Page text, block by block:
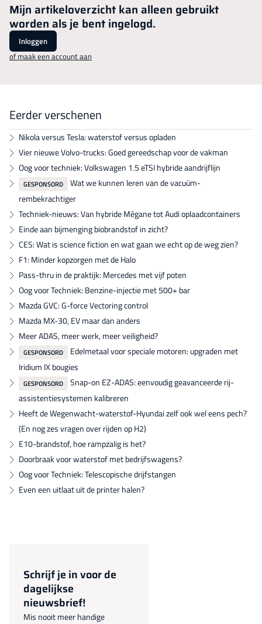
Mijn artikeloverzicht kan alleen gebruikt
worden als je bent ingelogd.
Inloggen
of maak een account aan
Eerder verschenen
Nikola versus Tesla: waterstof versus opladen
Vier nieuwe Volvo-trucks: Goed gereedschap voor de vakman
Oog voor techniek: Volkswagen 1.5 eTSI hybride aandrijflijn
GESPONSORD
Wat we kunnen leren van de vacuüm-
rembekrachtiger
Techniek-nieuws: Van hybride Mégane tot Audi oplaadcontainers
Einde aan bijmenging biobrandstof in zicht?
CES: Wat is science fiction en wat gaan we echt op de weg zien?
F1: Minder kopzorgen met de Halo
Pass-thru in de praktijk: Mercedes met vijf poten
Oog voor Techniek: Benzine-injectie met 500+ bar
Mazda GVC: G-force Vectoring control
Mazda MX-30, EV maar dan anders
Meer ADAS, meer werk, meer veiligheid?
GESPONSORD
Edelmetaal voor speciale motoren: upgraden met
Iridium IX bougies
GESPONSORD
Snap-on EZ-ADAS: eenvoudig geavanceerde rij-
assistentiesystemen kalibreren
Heeft de Wegenwacht-waterstof-Hyundai zelf ook wel eens pech?
(En nog zes vragen over rijden op H2)
E10-brandstof, hoe rampzalig is het?
Doorbraak voor waterstof met bedrijfswagens?
Oog voor Techniek: Telescopische drijfstangen
Even een uitlaat uit de printer halen?
Schrijf je in voor de
dagelijkse
nieuwsbrief!
Mis nooit meer handige